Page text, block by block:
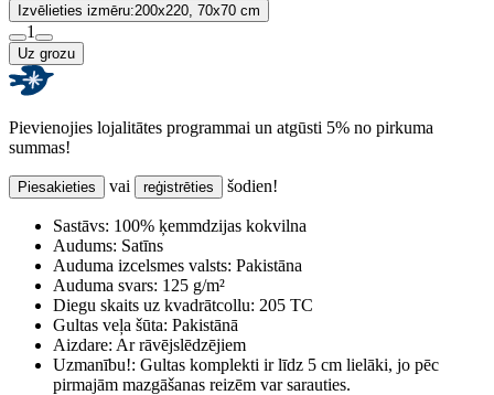
Izvēlieties izmēru:200x220, 70x70 cm
1
Uz grozu
Pievienojies lojalitātes programmai un atgūsti 5% no pirkuma
summas!
Piesakieties vai reģistrēties šodien!
Sastāvs: 100% ķemmdzijas kokvilna
Audums: Satīns
Auduma izcelsmes valsts: Pakistāna
Auduma svars: 125 g/m²
Diegu skaits uz kvadrātcollu: 205 TC
Gultas veļa šūta: Pakistānā
Aizdare: Ar rāvējslēdzējiem
Uzmanību!: Gultas komplekti ir līdz 5 cm lielāki, jo pēc
pirmajām mazgāšanas reizēm var sarauties.